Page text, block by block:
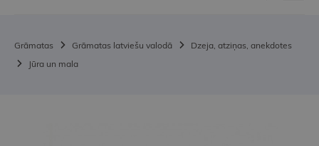
Grāmatas Grāmatas latviešu valodā
Dzeja, atziņas, anekdotes
Jūra un mala